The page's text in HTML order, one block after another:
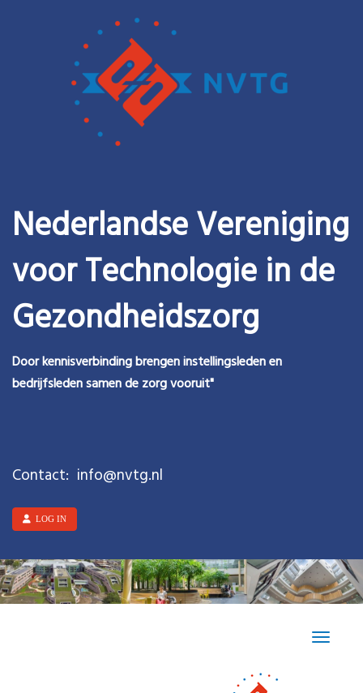
Nederlandse Vereniging
voor Technologie in de
Gezondheidszorg
Door kennisverbinding brengen instellingsleden en
bedrijfsleden samen de zorg vooruit"
Contact: ofni@nvtg.nl
LOG IN
Toggle